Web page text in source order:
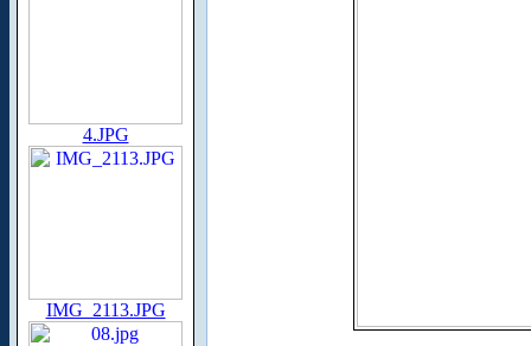
4.JPG
IMG_2113.JPG